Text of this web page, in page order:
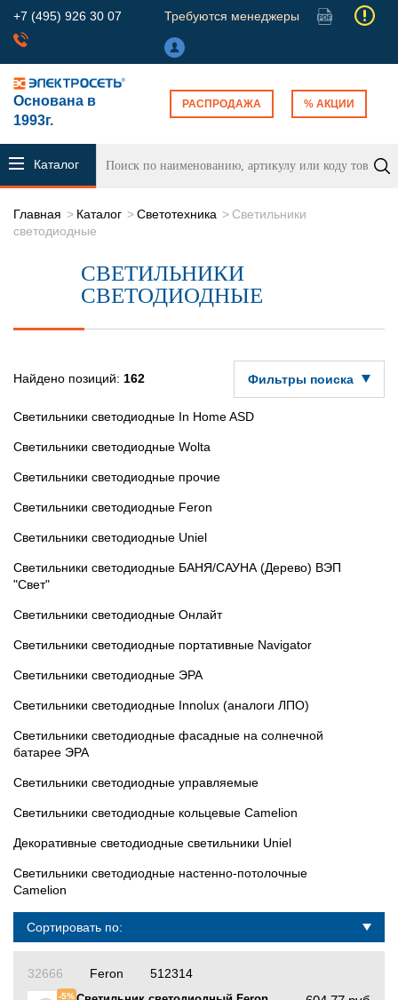
+7 (495) 926 30 07 Требуются менеджеры
Основана в
1993г.
РАСПРОДАЖА % АКЦИИ
Каталог
Главная Каталог Светотехника
Светильники
светодиодные
СВЕТИЛЬНИКИ
СВЕТОДИОДНЫЕ
Найдено позиций: 162 Фильтры поиска
Светильники светодиодные In Home ASD
Светильники светодиодные Wolta
Светильники светодиодные прочие
Светильники светодиодные Feron
Светильники светодиодные Uniel
Светильники светодиодные БАНЯ/САУНА (Дерево) ВЭП
"Свет"
Светильники светодиодные Онлайт
Светильники светодиодные портативные Navigator
Светильники светодиодные ЭРА
Светильники светодиодные Innolux (аналоги ЛПО)
Светильники светодиодные фасадные на солнечной
батарее ЭРА
Светильники светодиодные управляемые
Светильники светодиодные кольцевые Camelion
Декоративные светодиодные светильники Uniel
Светильники светодиодные настенно-потолочные
Camelion
Сортировать по:
512314
32666
-5%
Feron